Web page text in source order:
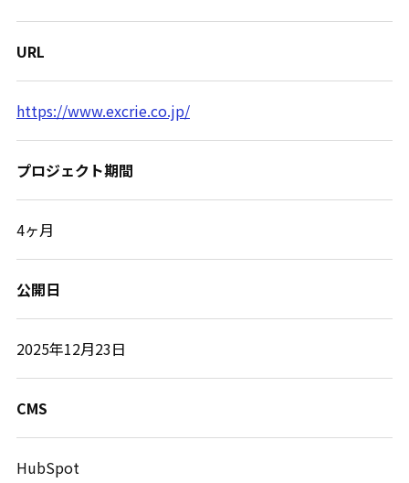
URL
https://www.excrie.co.jp/
プロジェクト期間
4ヶ月
公開日
2025年12月23日
CMS
HubSpot